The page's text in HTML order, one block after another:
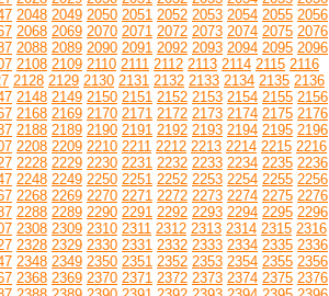
2048 2049 2050 2051 2052 2053 2054 2055 2056
2068 2069 2070 2071 2072 2073 2074 2075 2076
2088 2089 2090 2091 2092 2093 2094 2095 2096
2108 2109 2110 2111 2112 2113 2114 2115 2116
2128 2129 2130 2131 2132 2133 2134 2135 2136
2148 2149 2150 2151 2152 2153 2154 2155 2156
2168 2169 2170 2171 2172 2173 2174 2175 2176
2188 2189 2190 2191 2192 2193 2194 2195 2196
2208 2209 2210 2211 2212 2213 2214 2215 2216
2228 2229 2230 2231 2232 2233 2234 2235 2236
2248 2249 2250 2251 2252 2253 2254 2255 2256
2268 2269 2270 2271 2272 2273 2274 2275 2276
2288 2289 2290 2291 2292 2293 2294 2295 2296
2308 2309 2310 2311 2312 2313 2314 2315 2316
2328 2329 2330 2331 2332 2333 2334 2335 2336
2348 2349 2350 2351 2352 2353 2354 2355 2356
2368 2369 2370 2371 2372 2373 2374 2375 2376